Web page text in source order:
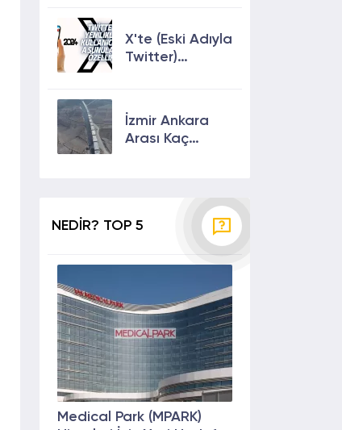
Etkili Yolları!
X'te (Eski Adıyla
Twitter)
Sunulan Son
Özellikler 2024
İzmir Ankara
Arası Kaç
NEDİR? TOP 5
Medical Park (MPARK)